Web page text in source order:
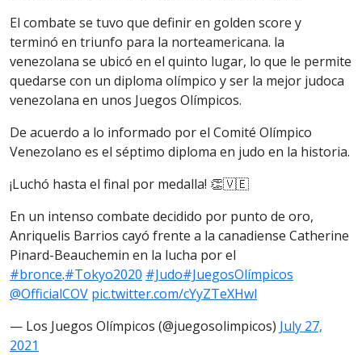
El combate se tuvo que definir en golden score y
terminó en triunfo para la norteamericana. la
venezolana se ubicó en el quinto lugar, lo que le permite
quedarse con un diploma olímpico y ser la mejor judoca
venezolana en unos Juegos Olímpicos.
De acuerdo a lo informado por el Comité Olímpico
Venezolano es el séptimo diploma en judo en la historia.
¡Luchó hasta el final por medalla! 👏🇻🇪
En un intenso combate decidido por punto de oro,
Anriquelis Barrios cayó frente a la canadiense Catherine
Pinard-Beauchemin en la lucha por el
#bronce.#Tokyo2020 #Judo#JuegosOlímpicos
@OfficialCOV pic.twitter.com/cYyZTeXHwl
— Los Juegos Olímpicos (@juegosolimpicos) July 27,
2021